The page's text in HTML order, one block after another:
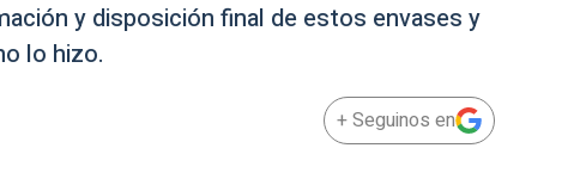
y disposición final de estos envases y
lo hizo.
+ Seguinos en